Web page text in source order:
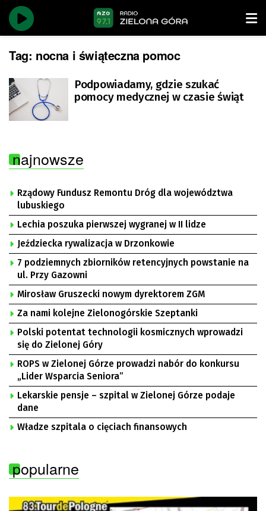
Tag: nocna i świąteczna pomoc
Podpowiadamy, gdzie szukać
pomocy medycznej w czasie świąt
najnowsze
Rządowy Fundusz Remontu Dróg dla województwa
lubuskiego
Lechia poszuka pierwszej wygranej w II lidze
Jeździecka rywalizacja w Drzonkowie
7 podziemnych zbiorników retencyjnych powstanie na
ul. Przy Gazowni
Mirosław Gruszecki nowym dyrektorem ZGM
Za nami kolejne Zielonogórskie Szeptanki
Polski potentat technologii kosmicznych wprowadzi
się do Zielonej Góry
ROPS w Zielonej Górze prowadzi nabór do konkursu
„Lider Wsparcia Seniora”
Lekarskie pensje – szpital w Zielonej Górze podaje
dane
Władze szpitala o cięciach finansowych
popularne